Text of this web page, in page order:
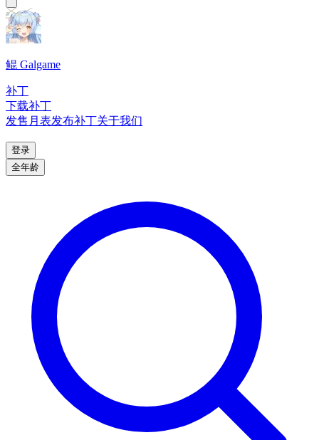
鲲 Galgame
补丁
下载补丁
发售月表发布补丁关于我们
登录
全年龄